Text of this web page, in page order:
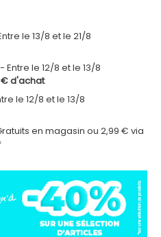
le 13/8 et le 21/8
Entre le 12/8 et le 13/8
d'achat
le 12/8 et le 13/8
en magasin ou 2,99 € via